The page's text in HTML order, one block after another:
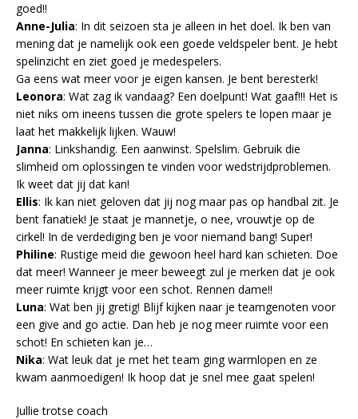
goed!!
Anne-Julia: In dit seizoen sta je alleen in het doel. Ik ben van
mening dat je namelijk ook een goede veldspeler bent. Je hebt
spelinzicht en ziet goed je medespelers.
Ga eens wat meer voor je eigen kansen. Je bent beresterk!
Leonora: Wat zag ik vandaag? Een doelpunt! Wat gaaf!!! Het is
niet niks om ineens tussen die grote spelers te lopen maar je
laat het makkelijk lijken. Wauw!
Janna: Linkshandig. Een aanwinst. Spelslim. Gebruik die
slimheid om oplossingen te vinden voor wedstrijdproblemen.
Ik weet dat jij dat kan!
Ellis: Ik kan niet geloven dat jij nog maar pas op handbal zit. Je
bent fanatiek! Je staat je mannetje, o nee, vrouwtje op de
cirkel! In de verdediging ben je voor niemand bang! Super!
Philine: Rustige meid die gewoon heel hard kan schieten. Doe
dat meer! Wanneer je meer beweegt zul je merken dat je ook
meer ruimte krijgt voor een schot. Rennen dame!!
Luna: Wat ben jij gretig! Blijf kijken naar je teamgenoten voor
een give and go actie. Dan heb je nog meer ruimte voor een
schot! En schieten kan je…
Nika: Wat leuk dat je met het team ging warmlopen en ze
kwam aanmoedigen! Ik hoop dat je snel mee gaat spelen!
Jullie trotse coach